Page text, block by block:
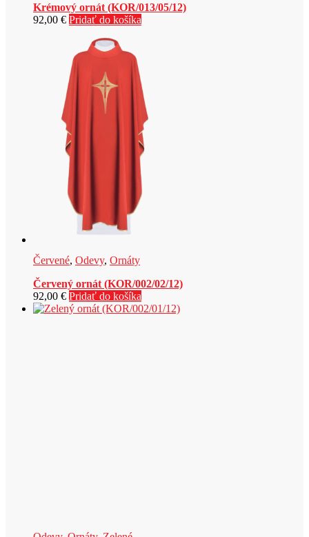
Krémový ornát (KOR/013/05/12)
92,00 € Pridať do košíka
Červené, Odevy, Ornáty
Červený ornát (KOR/002/02/12)
92,00 € Pridať do košíka